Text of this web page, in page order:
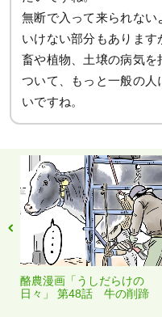
無断で入って来られない
いけない部分もあります
畜や植物、土壌の病気を
ついて、もっと一般の人
いですね。
酪農漫画「うしだらけの
日々」 第48話 牛の削蹄